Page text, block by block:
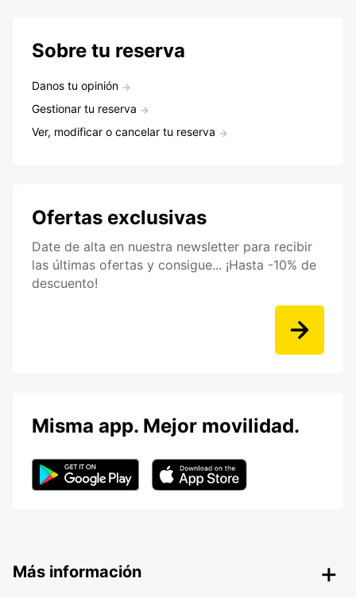
Sobre tu reserva
Danos tu opinión
Gestionar tu reserva
Ver, modificar o cancelar tu reserva
Ofertas exclusivas
Date de alta en nuestra newsletter para recibir
las últimas ofertas y consigue... ¡Hasta -10% de
descuento!
Misma app. Mejor movilidad.
Más información